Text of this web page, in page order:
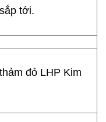
tới.
đỏ LHP Kim